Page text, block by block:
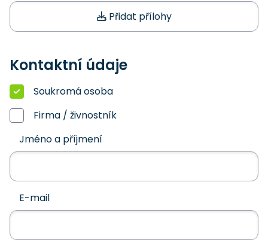
Přidat přílohy
Kontaktní údaje
Soukromá osoba
Firma / živnostník
Jméno a příjmení
E-mail